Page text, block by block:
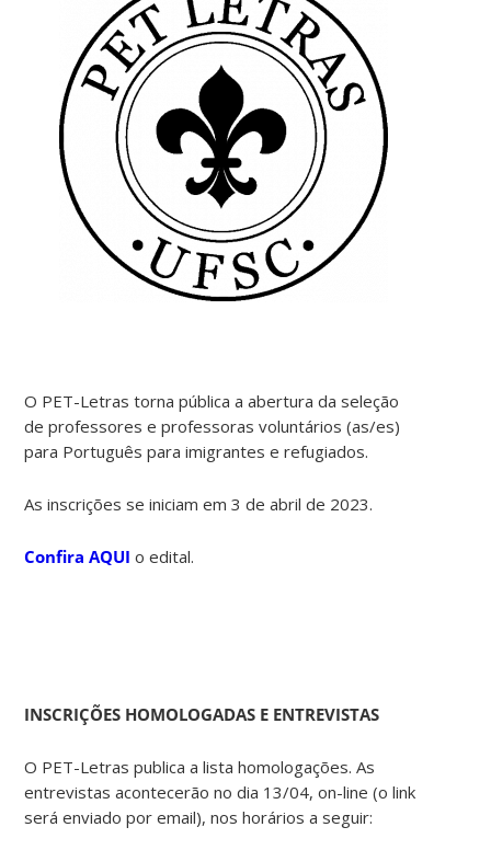
O PET-Letras torna pública a abertura da seleção
de professores e professoras voluntários (as/es)
para Português para imigrantes e refugiados.
As inscrições se iniciam em 3 de abril de 2023.
Confira AQUIo edital.
INSCRIÇÕES HOMOLOGADAS E ENTREVISTAS
O PET-Letras publica a lista homologações. As
entrevistas acontecerão no dia 13/04, on-line (o link
será enviado por email), nos horários a seguir: